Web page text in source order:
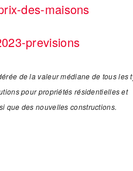
des-maisons
previsions
de la valeur médiane de tous les
pour propriétés résidentielles et
que des nouvelles constructions.